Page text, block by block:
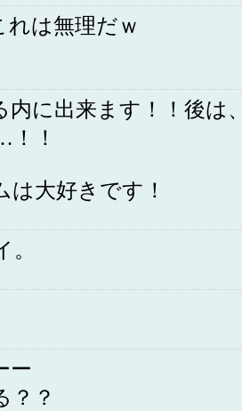
れは無理だｗ
内に出来ます！！後は
！
は大好きです！
ー
？？